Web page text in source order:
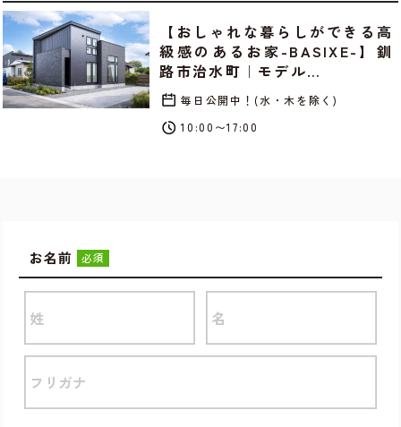
【おしゃれな暮らしができる高
級感のあるお家-BASIXE-】釧
路市治水町｜モデル…
毎日公開中！(水・木を除く)
10:00〜17:00
お名前 必須